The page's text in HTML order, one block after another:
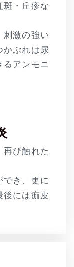
斑・丘疹な
刺激の強い
かぶれは尿
るアンモニ
再び触れた
き、更に
後には痂皮